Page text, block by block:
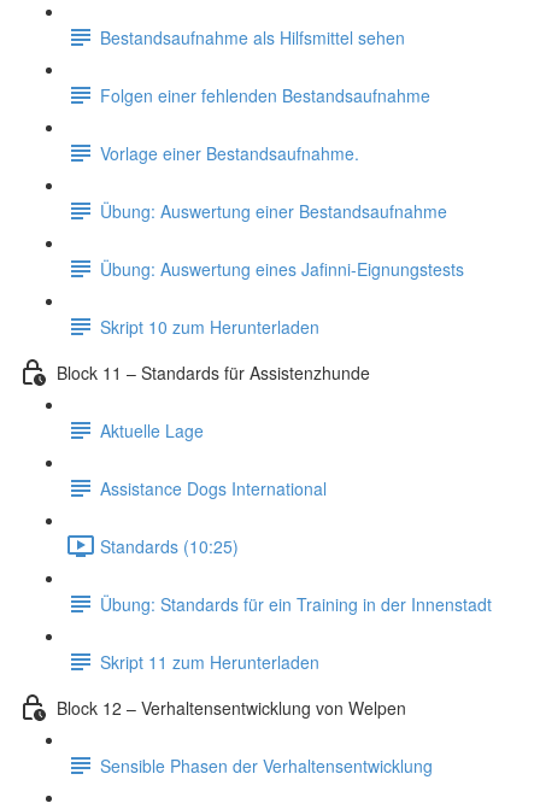
Bestandsaufnahme als Hilfsmittel sehen
Folgen einer fehlenden Bestandsaufnahme
Vorlage einer Bestandsaufnahme.
Übung: Auswertung einer Bestandsaufnahme
Übung: Auswertung eines Jafinni-Eignungstests
Skript 10 zum Herunterladen
Block 11 – Standards für Assistenzhunde
Aktuelle Lage
Assistance Dogs International
Standards (10:25)
Übung: Standards für ein Training in der Innenstadt
Skript 11 zum Herunterladen
Block 12 – Verhaltensentwicklung von Welpen
Sensible Phasen der Verhaltensentwicklung